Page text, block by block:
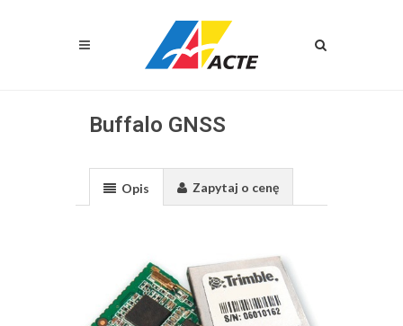
Buffalo GNSS
Opis Zapytaj o cenę